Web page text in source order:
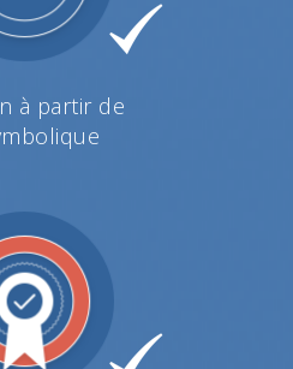
à partir de